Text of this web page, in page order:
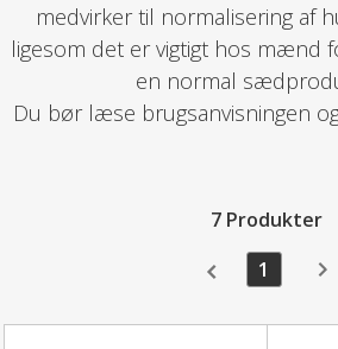
medvirker til normalisering af
ligesom det er vigtigt hos mænd
en normal
Du bør læse brugsanvisningen
7 Produkter
1